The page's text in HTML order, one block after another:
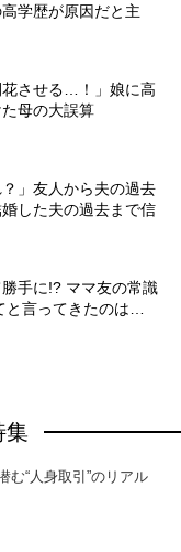
学歴が原因だと主
花させる…！」娘に高
母の大誤算
」友人から夫の過去
した夫の過去まで信
勝手に!? ママ友の常識
と言ってきたのは…
集
む“人身取引”のリアル